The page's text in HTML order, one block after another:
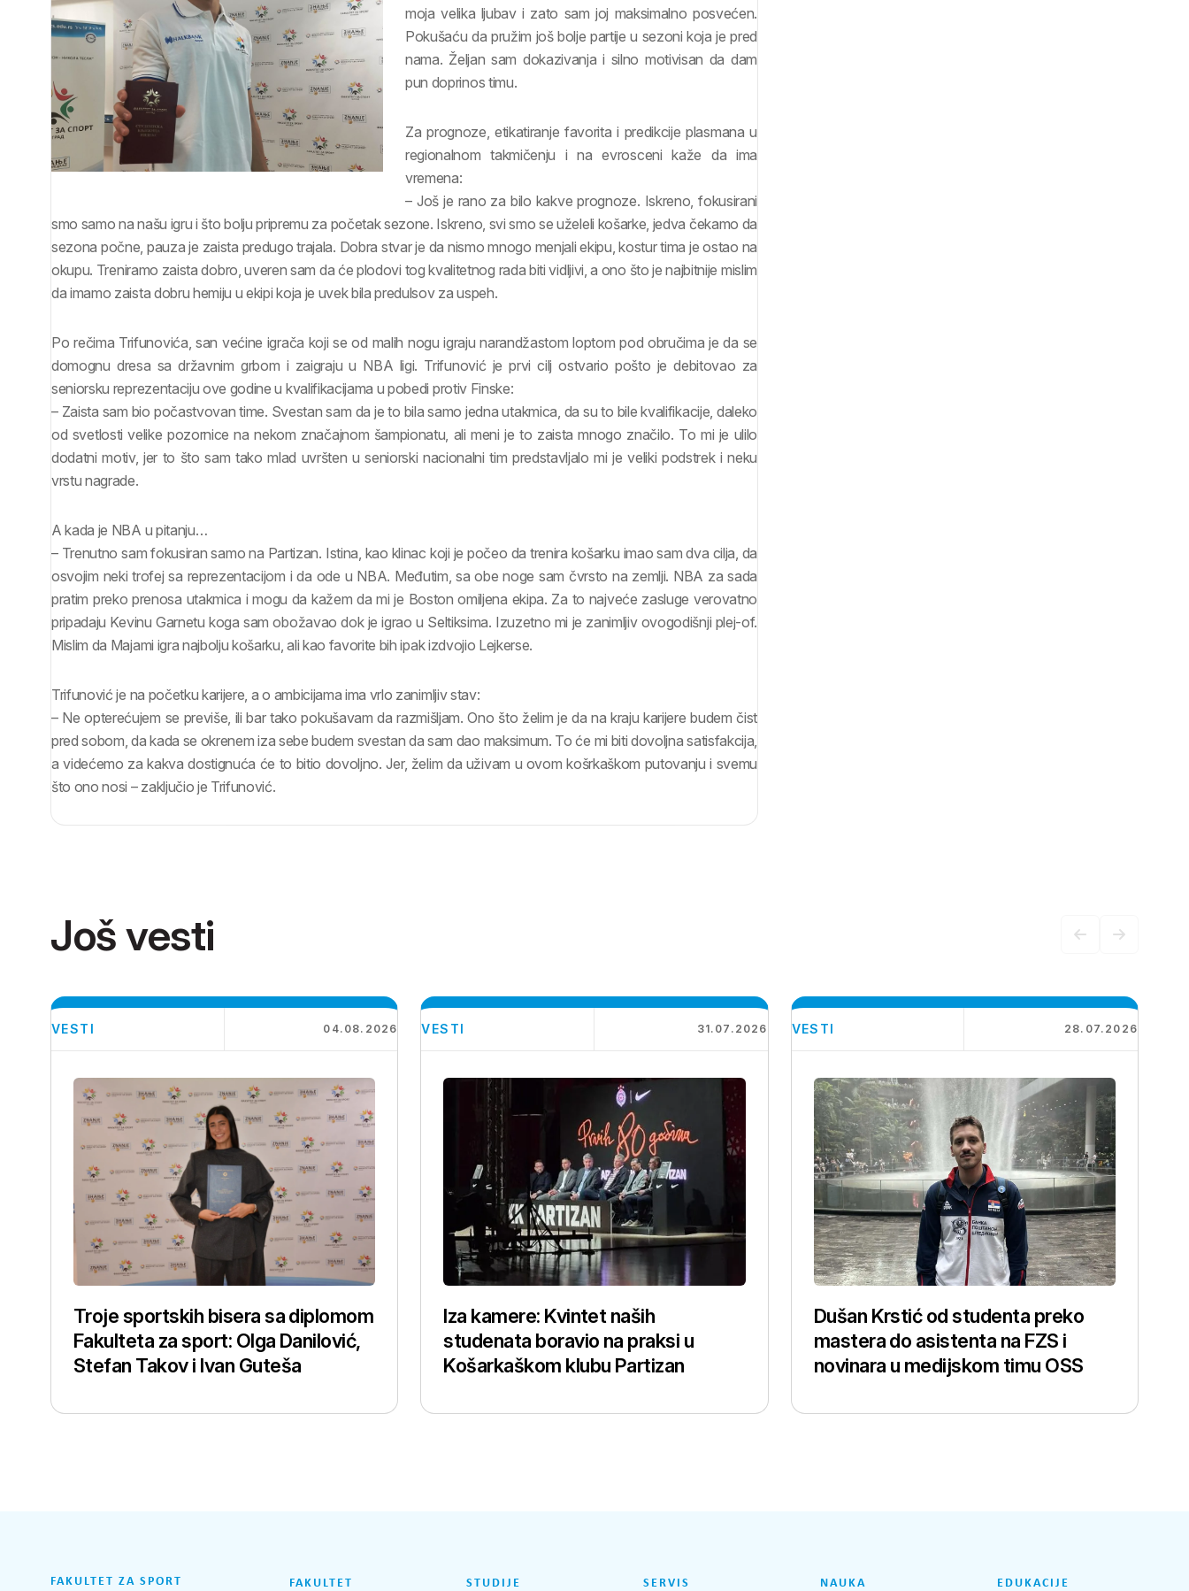
moja velika ljubav i zato sam joj maksimalno posvećen.
Pokušaću da pružim još bolje partije u sezoni koja je pred
nama. Željan sam dokazivanja i silno motivisan da dam
pun doprinos timu.
Za prognoze, etikatiranje favorita i predikcije plasmana u
regionalnom takmičenju i na evrosceni kaže da ima
vremena:
– Još je rano za bilo kakve prognoze. Iskreno, fokusirani
smo samo na našu igru i što bolju pripremu za početak sezone. Iskreno, svi smo se uželeli košarke, jedva čekamo da
sezona počne, pauza je zaista predugo trajala. Dobra stvar je da nismo mnogo menjali ekipu, kostur tima je ostao na
okupu. Treniramo zaista dobro, uveren sam da će plodovi tog kvalitetnog rada biti vidljivi, a ono što je najbitnije mislim
da imamo zaista dobru hemiju u ekipi koja je uvek bila predulsov za uspeh.
Po rečima Trifunovića, san većine igrača koji se od malih nogu igraju narandžastom loptom pod obručima je da se
domognu dresa sa državnim grbom i zaigraju u NBA ligi. Trifunović je prvi cilj ostvario pošto je debitovao za
seniorsku reprezentaciju ove godine u kvalifikacijama u pobedi protiv Finske:
– Zaista sam bio počastvovan time. Svestan sam da je to bila samo jedna utakmica, da su to bile kvalifikacije, daleko
od svetlosti velike pozornice na nekom značajnom šampionatu, ali meni je to zaista mnogo značilo. To mi je ulilo
dodatni motiv, jer to što sam tako mlad uvršten u seniorski nacionalni tim predstavljalo mi je veliki podstrek i neku
vrstu nagrade.
A kada je NBA u pitanju…
– Trenutno sam fokusiran samo na Partizan. Istina, kao klinac koji je počeo da trenira košarku imao sam dva cilja, da
osvojim neki trofej sa reprezentacijom i da ode u NBA. Međutim, sa obe noge sam čvrsto na zemlji. NBA za sada
pratim preko prenosa utakmica i mogu da kažem da mi je Boston omiljena ekipa. Za to najveće zasluge verovatno
pripadaju Kevinu Garnetu koga sam obožavao dok je igrao u Seltiksima. Izuzetno mi je zanimljiv ovogodišnji plej-of.
Mislim da Majami igra najbolju košarku, ali kao favorite bih ipak izdvojio Lejkerse.
Trifunović je na početku karijere, a o ambicijama ima vrlo zanimljiv stav:
– Ne opterećujem se previše, ili bar tako pokušavam da razmišljam. Ono što želim je da na kraju karijere budem čist
pred sobom, da kada se okrenem iza sebe budem svestan da sam dao maksimum. To će mi biti dovoljna satisfakcija,
a videćemo za kakva dostignuća će to bitio dovoljno. Jer, želim da uživam u ovom košrkaškom putovanju i svemu
što ono nosi – zaključio je Trifunović.
Još vesti
VESTI 04.08.2026
Troje sportskih bisera sa diplomom
Fakulteta za sport: Olga Danilović,
Stefan Takov i Ivan Guteša
VESTI 31.07.2026
Iza kamere: Kvintet naših
studenata boravio na praksi u
Košarkaškom klubu Partizan
VESTI 28.07.2026
Dušan Krstić od studenta preko
mastera do asistenta na FZS i
novinara u medijskom timu OSS
FAKULTET ZA SPORT FAKULTET STUDIJE SERVIS NAUKA EDUKACIJE